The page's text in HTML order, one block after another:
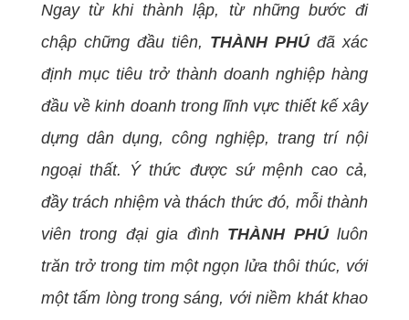
Ngay từ khi thành lập, từ những bước đi
chập chững đầu tiên, THÀNH PHÚđã xác
định mục tiêu trở thành doanh nghiệp hàng
đầu về kinh doanh tronglĩnh vực thiết kế xây
dựng dân dụng, công nghiệp, trang trí nội
ngoại thất. Ý thức được sứ mệnh cao cả,
đầy trách nhiệm và thách thức đó, mỗi thành
viên trong đại gia đình THÀNH PHÚluôn
trăn trở trong tim một ngọn lửa thôi thúc, với
một tấm lòng trong sáng, với niềm khát khao